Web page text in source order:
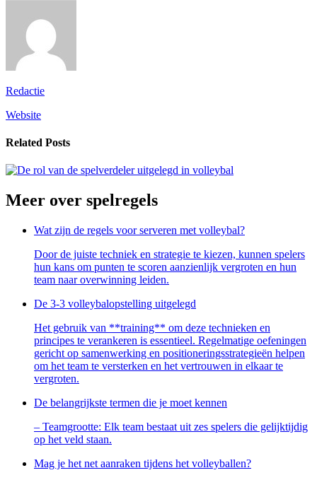
Redactie
Website
Related Posts
Meer over spelregels
Wat zijn de regels voor serveren met volleybal?
Door de juiste techniek en strategie⁤ te kiezen, kunnen ⁤spelers
hun ⁢kans om punten te scoren aanzienlijk ⁤vergroten en hun
team naar overwinning leiden.
De 3-3 volleybalopstelling uitgelegd
Het gebruik van **training** om deze technieken en
principes te verankeren is essentieel. Regelmatige oefeningen
gericht op samenwerking en positioneringsstrategieën helpen
om het⁤ team te versterken ⁣en⁤ het vertrouwen in ⁤elkaar te
⁤vergroten.
De belangrijkste termen die je moet kennen
– Teamgrootte: Elk team bestaat uit zes spelers die gelijktijdig
op het veld staan.
Mag je het net aanraken tijdens het volleyballen?